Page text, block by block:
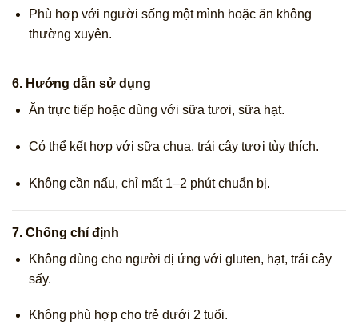
Phù hợp với người sống một mình hoặc ăn không
thường xuyên.
6. Hướng dẫn sử dụng
Ăn trực tiếp hoặc dùng với sữa tươi, sữa hạt.
Có thể kết hợp với sữa chua, trái cây tươi tùy thích.
Không cần nấu, chỉ mất 1–2 phút chuẩn bị.
7. Chống chỉ định
Không dùng cho người dị ứng với gluten, hạt, trái cây
sấy.
Không phù hợp cho trẻ dưới 2 tuổi.